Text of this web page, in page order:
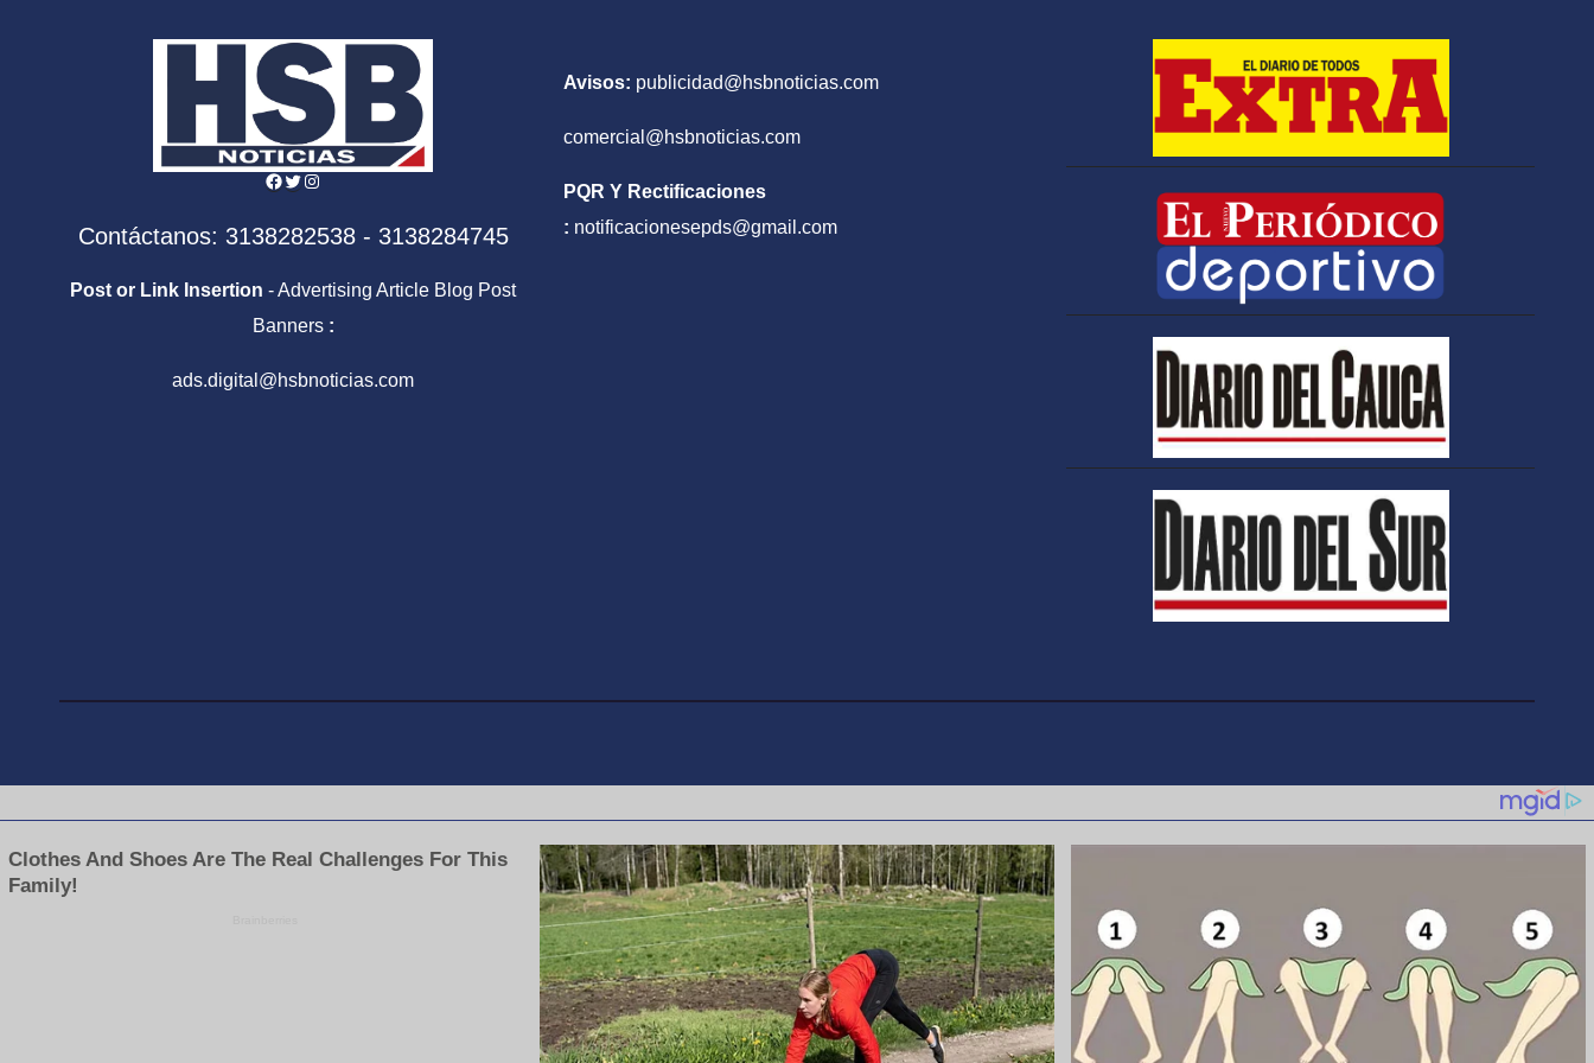
Facebook
Twitter
Instagram
Contáctanos: 3138282538 - 3138284745
Post or Link Insertion - Advertising Article Blog Post
Banners :
ads.digital@hsbnoticias.com
Avisos: publicidad@hsbnoticias.com
comercial@hsbnoticias.com
PQR Y Rectificaciones
: notificacionesepds@gmail.com